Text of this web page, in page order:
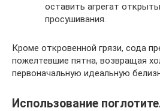
оставить агрегат
просушивания.
Кроме откровенной грязи, сода
пожелтевшие пятна, возвращая
первоначальную идеальную
Использование